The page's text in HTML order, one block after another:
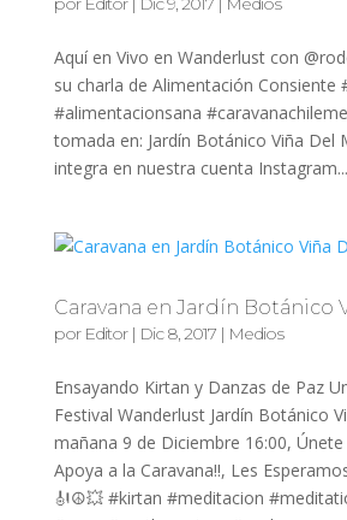
Aquí en Vivo en Wanderlust con
su charla de Alimentación Consiente
#alimentacionsana
tomada en: Jardín Botánico Viña Del
integra en nuestra cuenta Instagram...
Caravana en Jardín Botánico
por Editor| Dic 8, 2017| Medios
Ensayando Kirtan y Danzas de Paz
Festival Wanderlust Jardín Botánico
mañana 9 de Diciembre 16:00,
Apoya a la Caravana!!, Les
🎻☮️💥 #kirtan #meditacion